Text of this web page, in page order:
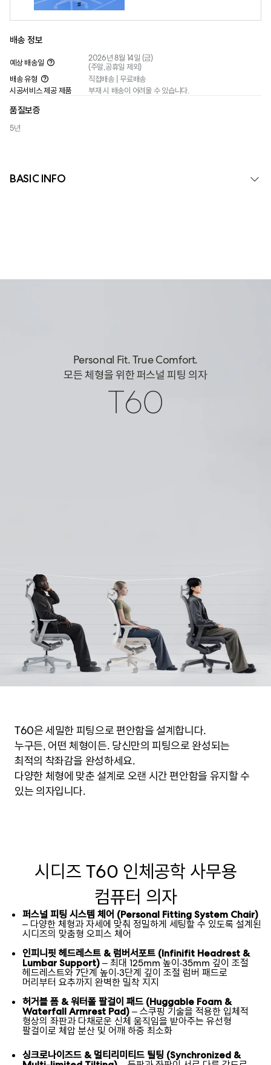
배송 정보
예상 배송일
2026년 8월 14일 (금)
(주말,공휴일 제외)
배송 유형
직접배송 | 무료배송
시공서비스 제공 제품
부재 시 배송이 어려울 수 있습니다.
품질보증
5년
BASIC INFO
Personal Fit. True Comfort.
모든 체형을 위한 퍼스널 피팅 의자
T60
T60은 세밀한 피팅으로 편안함을 설계합니다.
누구든, 어떤 체형이든. 당신만의 피팅으로 완성되는
최적의 착좌감을 완성하세요.
다양한 체형에 맞춘 설계로 오랜 시간 편안함을 유지할 수
있는 의자입니다.
시디즈 T60 인체공학 사무용
컴퓨터 의자
퍼스널 피팅 시스템 체어 (Personal Fitting System Chair)
– 다양한 체형과 자세에 맞춰 정밀하게 세팅할 수 있도록 설계된
시디즈의 맞춤형 오피스 체어
인피니핏 헤드레스트 & 럼버서포트 (Infinifit Headrest &
Lumbar Support) – 최대 125mm 높이·35mm 깊이 조절
헤드레스트와 7단계 높이·3단계 깊이 조절 럼버 패드로
머리부터 요추까지 완벽한 밀착 지지
허거블 폼 & 워터폴 팔걸이 패드 (Huggable Foam &
Waterfall Armrest Pad) – 스쿠핑 기술을 적용한 입체적
형상의 좌판과 다채로운 신체 움직임을 받아주는 유선형
팔걸이로 체압 분산 및 어깨 하중 최소화
싱크로나이즈드 & 멀티리미티드 틸팅 (Synchronized &